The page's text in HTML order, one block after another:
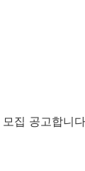
집 공고합니